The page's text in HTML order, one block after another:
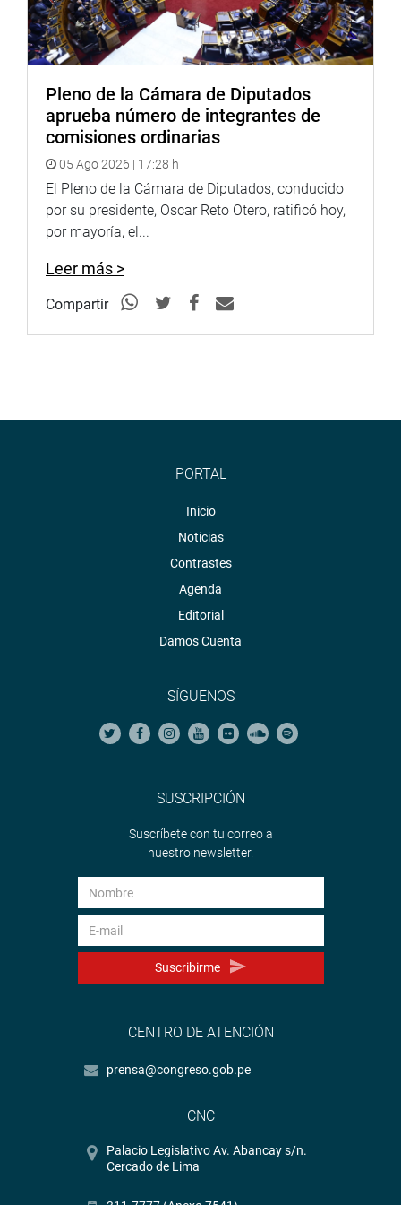
de la República para sostener una visita protocolar con el
titular del Parlamento, Luis Iberico.
PRENSA-CONGRESO
y redes sociales.
http://www.congreso.gob.pe/
Facebook:https://www.facebook.com/congresoperu
https://twitter.com/congresoperu
Youtube:http://www.youtube.com/congresoperu<http://
Sistema de Archivo Fotográfico
(SAF):http://www4.congreso.gob.pe/fotografia.asp
Pleno de la Cámara de Diputados
aprueba número de integrantes de
comisiones ordinarias
05 Ago 2026 | 17:28 h
El Pleno de la Cámara de Diputados, conducido
por su presidente, Oscar Reto Otero, ratificó hoy,
por mayoría, el...
Leer más >
Compartir
PORTAL
Inicio
Noticias
Contrastes
Agenda
Editorial
Damos Cuenta
SÍGUENOS
SUSCRIPCIÓN
Suscríbete con tu correo a
nuestro newsletter.
Suscribirme
CENTRO DE ATENCIÓN
prensa@congreso.gob.pe
CNC
Palacio Legislativo Av. Abancay s/n.
Cercado de Lima